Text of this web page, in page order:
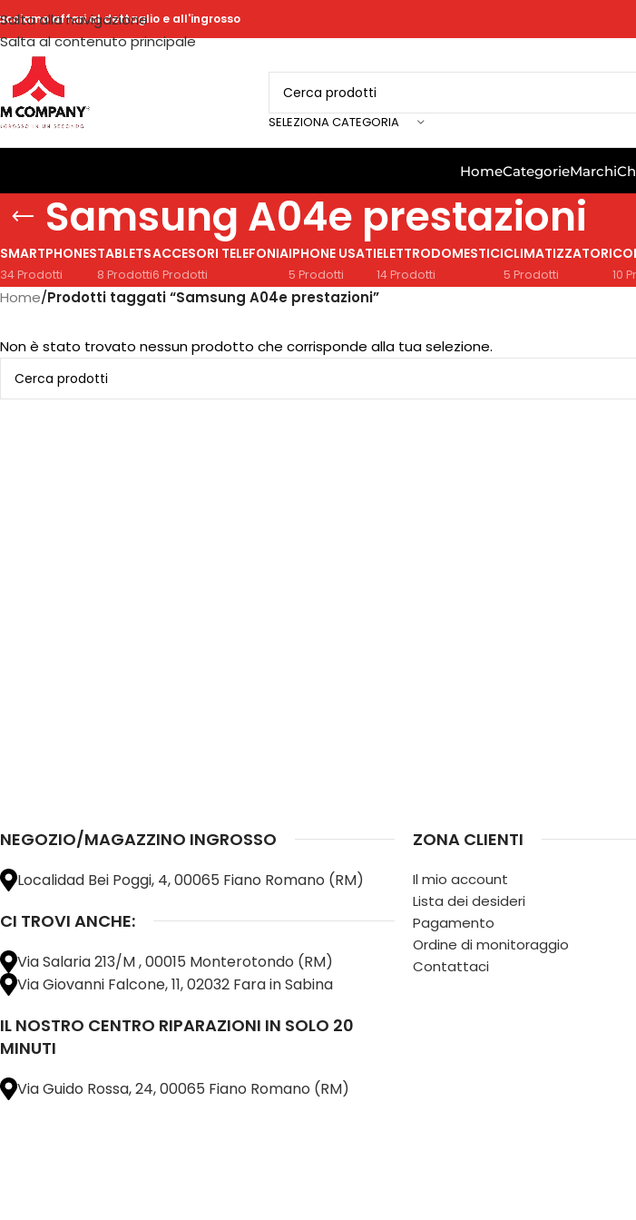
Salta alla navigazione
Salta al contenuto principale
affari al dettaglio e all'ingrosso
SELEZIONA CATEGORIA
HomeCategorieMarchi
Samsung A04e prestazioni
SMARTPHONES
34 Prodotti
TABLETS
8 Prodotti
ACCESORI TELEFONIA
6 Prodotti
IPHONE USATI
5 Prodotti
ELETTRODOMESTICI
14 Prodotti
CLIMATIZZATORI
5 Prodotti 10
Home/Prodotti taggati “Samsung A04e prestazioni”
Non è stato trovato nessun prodotto che corrisponde alla tua selezione.
NEGOZIO/MAGAZZINO INGROSSO
Localidad Bei Poggi, 4, 00065 Fiano Romano (RM)
CI TROVI ANCHE:
Via Salaria 213/M , 00015 Monterotondo (RM)
Via Giovanni Falcone, 11, 02032 Fara in Sabina
IL NOSTRO CENTRO RIPARAZIONI IN SOLO 20
MINUTI
Via Guido Rossa, 24, 00065 Fiano Romano (RM)
ZONA CLIENTI
Il mio account
Lista dei desideri
Pagamento
Ordine di monitoraggio
Contattaci